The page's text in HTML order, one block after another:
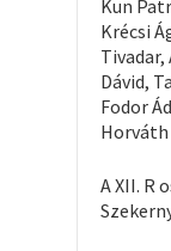
Kun
Krécsi
Dávid,
Fodor
Horváth
A XII. R